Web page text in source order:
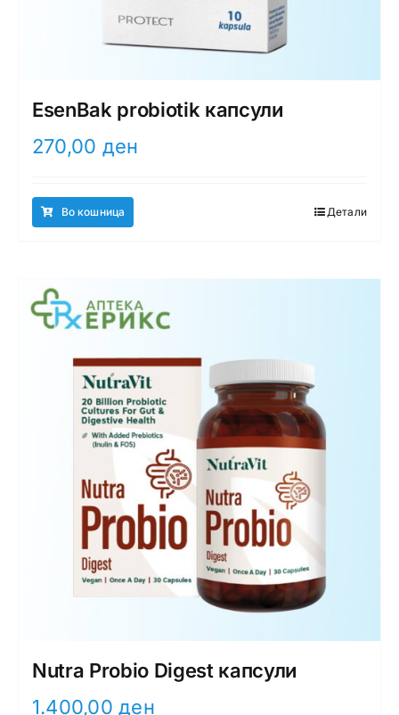
EsenBak probiotik капсули
270,00 ден
Во кошница Детали
Nutra Probio Digest капсули
1.400,00ден